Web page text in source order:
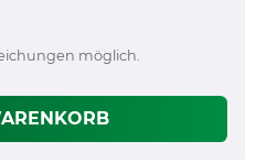
möglich.